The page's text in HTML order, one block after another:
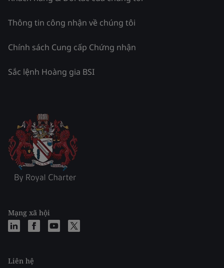
Thông tin công nhận về chúng tôi
Chính sách Cung cấp Chứng nhận
Sắc lệnh Hoàng gia BSI
Mạng xã hội
Liên hệ